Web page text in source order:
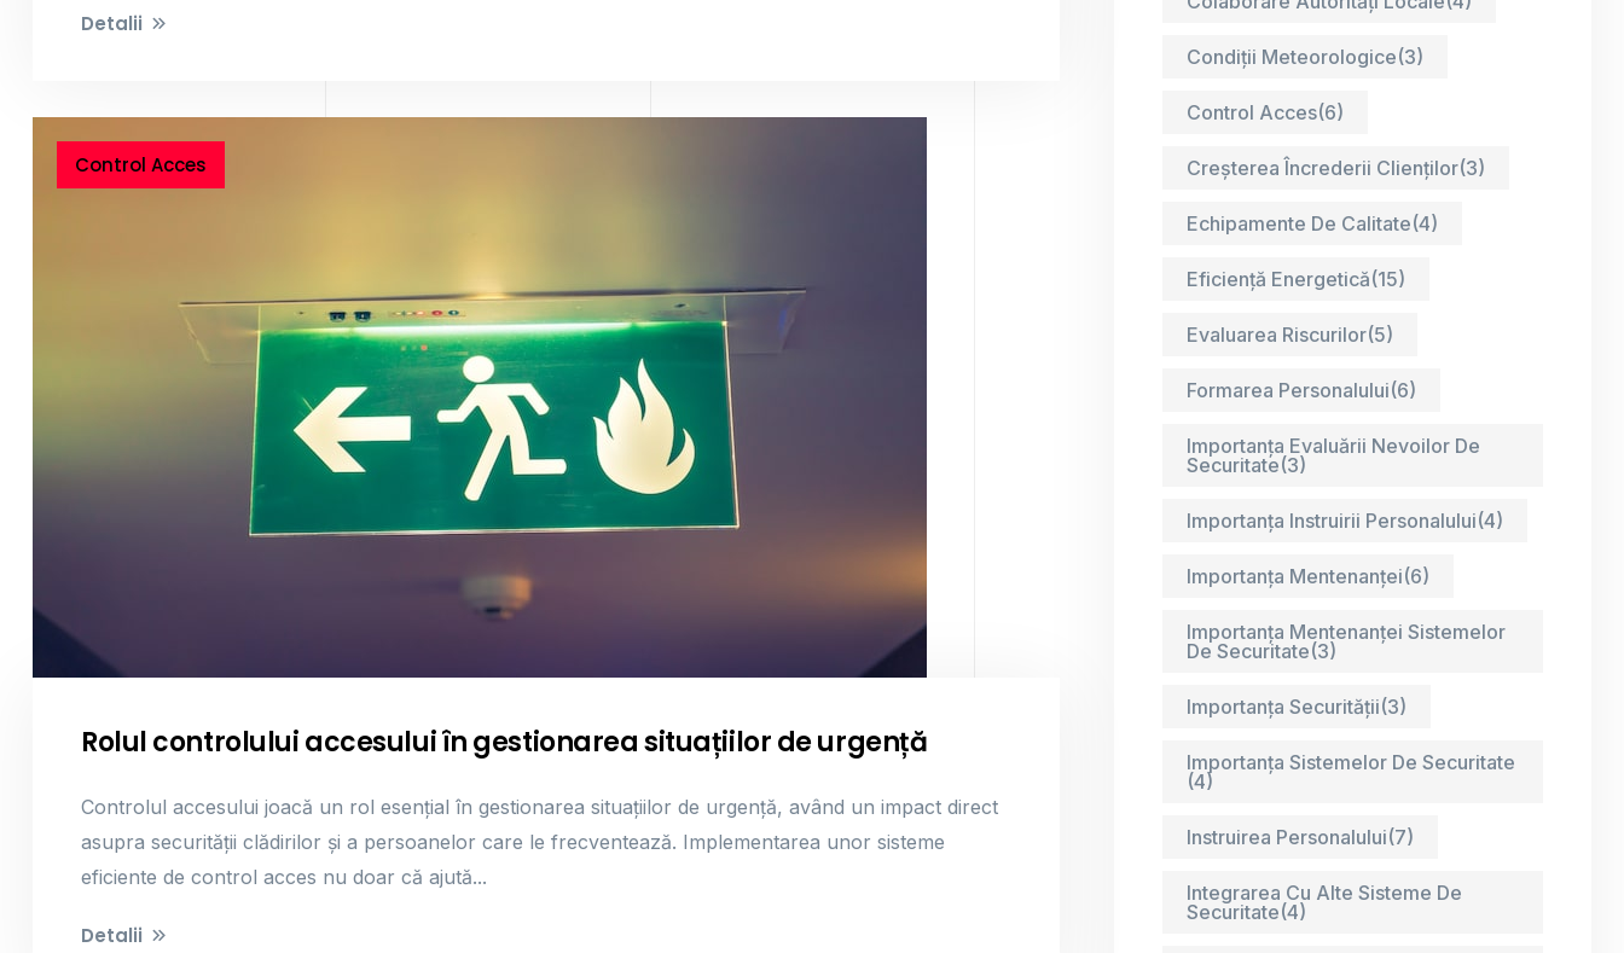
Detalii
Control Acces
Rolul controlului accesului în gestionarea situațiilor de urgență
Controlul accesului joacă un rol esențial în gestionarea situațiilor de urgență, având un impact direct
asupra securității clădirilor și a persoanelor care le frecventează. Implementarea unor sisteme
eficiente de control acces nu doar că ajută...
Detalii
Condiții Meteorologice(3)
Control Acces(6)
Creșterea Încrederii Clienților(3)
Echipamente De Calitate(4)
Eficiență Energetică(15)
Evaluarea Riscurilor(5)
Formarea Personalului(6)
Importanța Evaluării Nevoilor De
Securitate(3)
Importanța Instruirii Personalului(4)
Importanța Mentenanței(6)
Importanța Mentenanței Sistemelor
De Securitate(3)
Importanța Securității(3)
Importanța Sistemelor De Securitate
(4)
Instruirea Personalului(7)
Integrarea Cu Alte Sisteme De
Securitate(4)